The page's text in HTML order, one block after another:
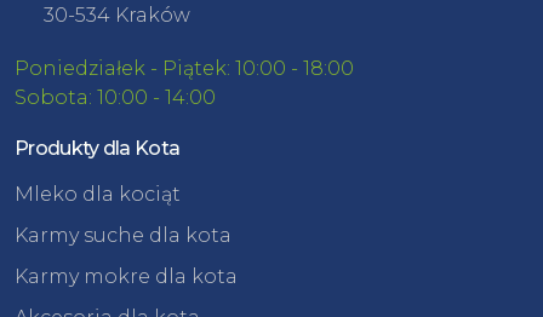
30-534 Kraków
Poniedziałek - Piątek: 10:00 - 18:00
Sobota: 10:00 - 14:00
Produkty dla Kota
Mleko dla kociąt
Karmy suche dla kota
Karmy mokre dla kota